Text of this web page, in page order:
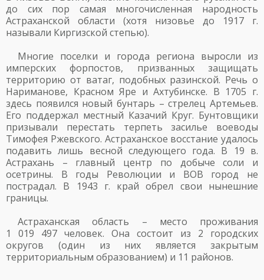
до сих пор самая многочисленная народность
Астраханской области (хотя низовье до 1917 г.
называли Киргизской степью).
Многие поселки и города региона выросли из
имперских форпостов, призванных защищать
территорию от ватаг, подобных разинской. Речь о
Нариманове, Красном Яре и Ахтубинске. В 1705 г.
здесь появился новый бунтарь – стрелец Артемьев.
Его поддержал местный Казачий Круг. Бунтовщики
призывали перестать терпеть засилье воеводы
Тимофея Ржевского. Астраханское восстание удалось
подавить лишь весной следующего года. В 19 в.
Астрахань – главный центр по добыче соли и
осетрины. В годы Революции и ВОВ город не
пострадал. В 1943 г. край обрел свои нынешние
границы.
Астраханская область – место проживания
1 019 497 человек. Она состоит из 2 городских
округов (один из них является закрытым
территориальным образованием) и 11 районов.